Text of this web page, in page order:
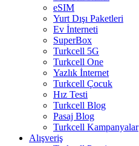
eSIM
Yurt Dışı Paketleri
Ev İnterneti
SuperBox
Turkcell 5G
Turkcell One
Yazlık İnternet
Turkcell Çocuk
Hız Testi
Turkcell Blog
Pasaj Blog
Turkcell Kampanyalar
Alışveriş